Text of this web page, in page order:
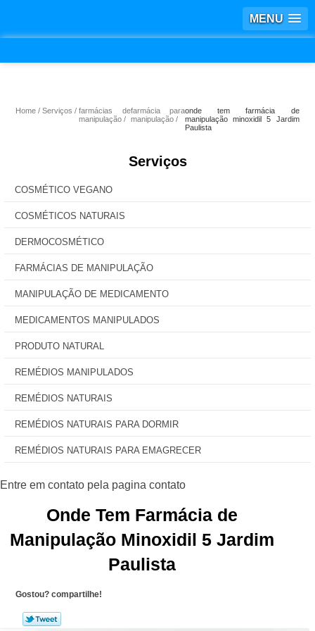
MENU
Home Serviços
farmácias de
manipulação
farmácia para
manipulação
onde tem farmácia de
manipulação minoxidil 5 Jardim
Paulista
Serviços
COSMÉTICO VEGANO
COSMÉTICOS NATURAIS
DERMOCOSMÉTICO
FARMÁCIAS DE MANIPULAÇÃO
MANIPULAÇÃO DE MEDICAMENTO
MEDICAMENTOS MANIPULADOS
PRODUTO NATURAL
REMÉDIOS MANIPULADOS
REMÉDIOS NATURAIS
REMÉDIOS NATURAIS PARA DORMIR
REMÉDIOS NATURAIS PARA EMAGRECER
Onde Tem Farmácia de
Manipulação Minoxidil 5 Jardim
Paulista
Gostou? compartilhe!